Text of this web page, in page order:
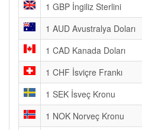
1 GBP İngiliz Sterlini
1 AUD Avustralya Doları
1 CAD Kanada Doları
1 CHF İsviçre Frankı
1 SEK İsveç Kronu
1 NOK Norveç Kronu